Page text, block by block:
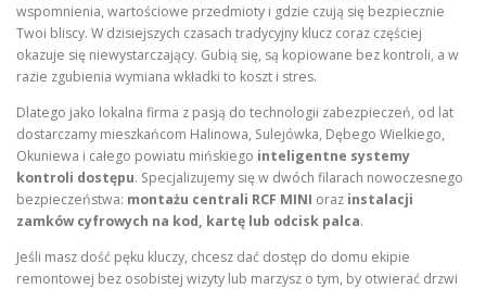
wspomnienia, wartościowe przedmioty i gdzie czują się bezpiecznie
Twoi bliscy. W dzisiejszych czasach tradycyjny klucz coraz częściej
okazuje się niewystarczający. Gubią się, są kopiowane bez kontroli, a w
razie zgubienia wymiana wkładki to koszt i stres.
Dlatego jako lokalna firma z pasją do technologii zabezpieczeń, od lat
dostarczamy mieszkańcom Halinowa, Sulejówka, Dębego Wielkiego,
Okuniewa i całego powiatu mińskiego inteligentne systemy
kontroli dostępu. Specjalizujemy się w dwóch filarach nowoczesnego
bezpieczeństwa: montażu centrali RCF MINI oraz instalacji
zamków cyfrowych na kod, kartę lub odcisk palca.
Jeśli masz dość pęku kluczy, chcesz dać dostęp do domu ekipie
remontowej bez osobistej wizyty lub marzysz o tym, by otwierać drzwi